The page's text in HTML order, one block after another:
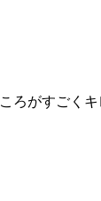
ろがすごく